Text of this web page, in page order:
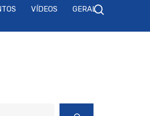
VÍDEOS GERAL